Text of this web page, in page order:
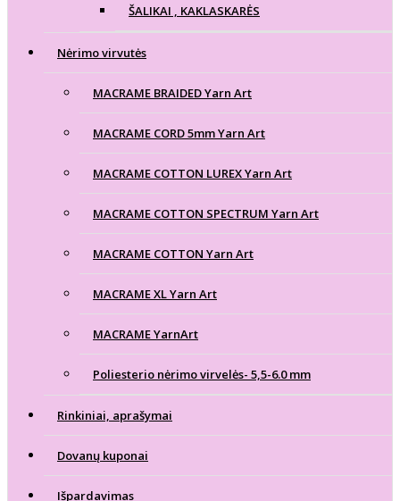
ŠALIKAI , KAKLASKARĖS
Nėrimo virvutės
MACRAME BRAIDED Yarn Art
MACRAME CORD 5mm Yarn Art
MACRAME COTTON LUREX Yarn Art
MACRAME COTTON SPECTRUM Yarn Art
MACRAME COTTON Yarn Art
MACRAME XL Yarn Art
MACRAME YarnArt
Poliesterio nėrimo virvelės- 5,5-6.0 mm
Rinkiniai, aprašymai
Dovanų kuponai
Išpardavimas